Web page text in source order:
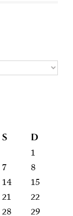
S D
1
7
8
14
15
21
22
28 29